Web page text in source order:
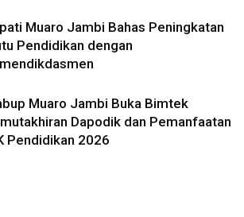
Muaro Jambi Bahas Peningkatan
Pendidikan dengan
Muaro Jambi Buka Bimtek
Dapodik dan Pemanfaatan
Pendidikan 2026